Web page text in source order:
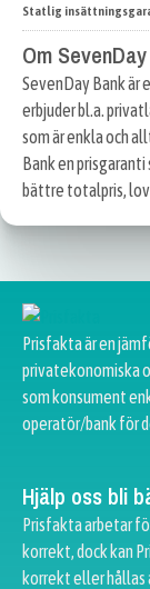
Statlig
Om
SevenDay Bank
erbjuder bl.a.
som är enkla och
Bank en
bättre totalpris,
Prisfakta är en
privatekonomiska
som konsument
operatör/bank för
Hjälp oss bli
Prisfakta arbetar
korrekt, dock kan
korrekt eller hållas